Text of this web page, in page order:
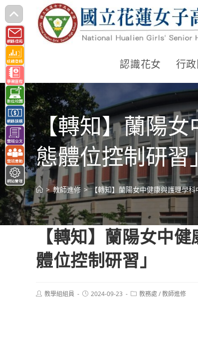
跳
轉
至
主
要
內
容
認識花女 行
【轉知】蘭陽
態體位控制研習」
> 教師進修 > 【轉知】蘭陽女中健康與護理學
【轉知】蘭陽女中
體位控制研習」
Post教學組組員
Post2024-09-23
Post教務處 /教師進修